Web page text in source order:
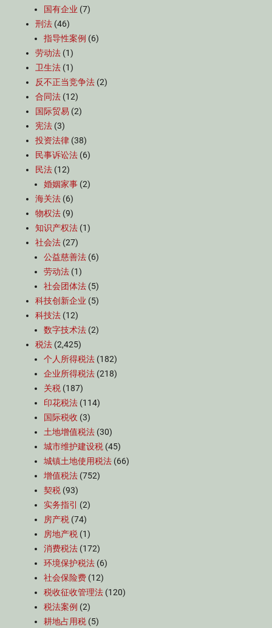
国有企业 (7)
刑法 (46)
指导性案例 (6)
劳动法 (1)
卫生法 (1)
反不正当竞争法 (2)
合同法 (12)
国际贸易 (2)
宪法 (3)
投资法律 (38)
民事诉讼法 (6)
民法 (12)
婚姻家事 (2)
海关法 (6)
物权法 (9)
知识产权法 (1)
社会法 (27)
公益慈善法 (6)
劳动法 (1)
社会团体法 (5)
科技创新企业 (5)
科技法 (12)
数字技术法 (2)
税法 (2,425)
个人所得税法 (182)
企业所得税法 (218)
关税 (187)
印花税法 (114)
国际税收 (3)
土地增值税法 (30)
城市维护建设税 (45)
城镇土地使用税法 (66)
增值税法 (752)
契税 (93)
实务指引
(2)
房产税 (74)
房地产税 (1)
消费税法 (172)
环境保护税法 (6)
社会保险费 (12)
税收征收管理法 (120)
税法案例 (2)
耕地占用税 (5)